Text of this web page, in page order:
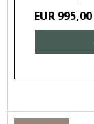
EUR 995,00